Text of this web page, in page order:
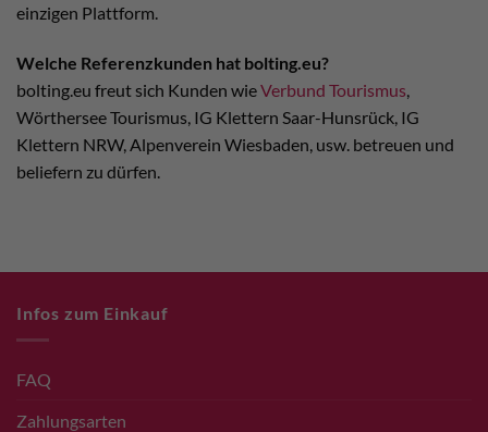
einzigen Plattform.
Welche Referenzkunden hat bolting.eu?
bolting.eu freut sich Kunden wieVerbund Tourismus
Wörthersee Tourismus, IG Klettern Saar-Hunsrück, IG
Klettern NRW, Alpenverein Wiesbaden, usw. betreuen und
beliefern zu dürfen.
Infos zum Einkauf
FAQ
Zahlungsarten